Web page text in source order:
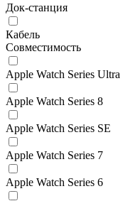
Док-станция
Кабель
Совместимость
Apple Watch Series Ultra
Apple Watch Series 8
Apple Watch Series SE
Apple Watch Series 7
Apple Watch Series 6